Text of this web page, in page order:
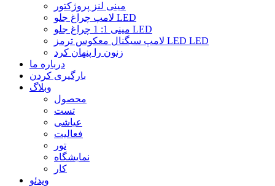
مینی لنز پروژکتور
لامپ چراغ جلو LED
مینی 1: 1 چراغ جلو LED
لامپ سیگنال معکوس ترمز LED LED
زنون را پنهان کرد
درباره ما
بارگیری کردن
وبلاگ
محصول
تست
عیاشی
فعالیت
تور
نمایشگاه
کار
ویدئو